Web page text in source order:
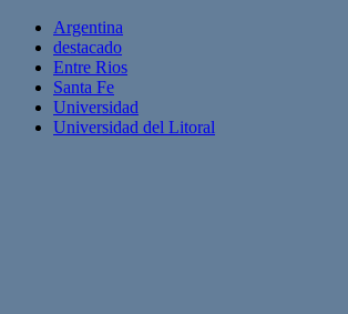
Argentina
destacado
Entre Rios
Santa Fe
Universidad
Universidad del Litoral